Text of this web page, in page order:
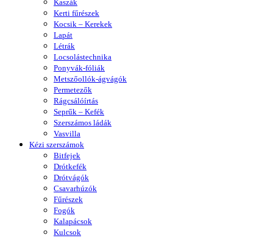
Kaszák
Kerti fűrészek
Kocsik – Kerekek
Lapát
Létrák
Locsolástechnika
Ponyvák-fóliák
Metszőollók-ágvágók
Permetezők
Rágcsálóírtás
Seprűk – Kefék
Szerszámos ládák
Vasvilla
Kézi szerszámok
Bitfejek
Drótkefék
Drótvágók
Csavarhúzók
Fűrészek
Fogók
Kalapácsok
Kulcsok